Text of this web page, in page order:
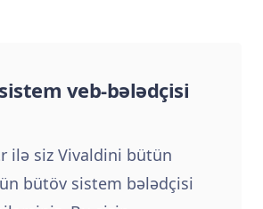
veb-bələdçisi
ilə siz Vivaldini bütün
bütöv sistem bələdçisi